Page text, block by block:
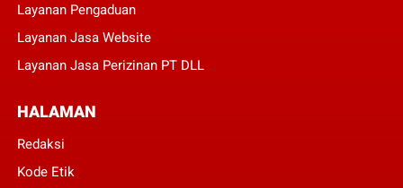
Layanan Pengaduan
Layanan Jasa Website
Layanan Jasa Perizinan PT DLL
HALAMAN
Redaksi
Kode Etik